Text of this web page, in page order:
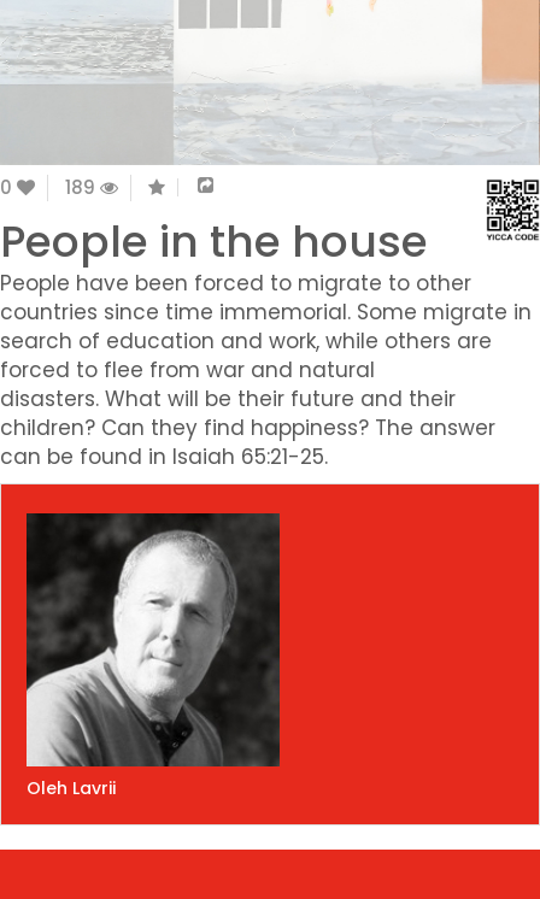
0 189
People in the house
People have been forced to migrate to other
countries since time immemorial. Some migrate in
search of education and work, while others are
forced to flee from war and natural
disasters. What will be their future and their
children? Can they find happiness? The answer
can be found in Isaiah 65:21-25.
Oleh Lavrii